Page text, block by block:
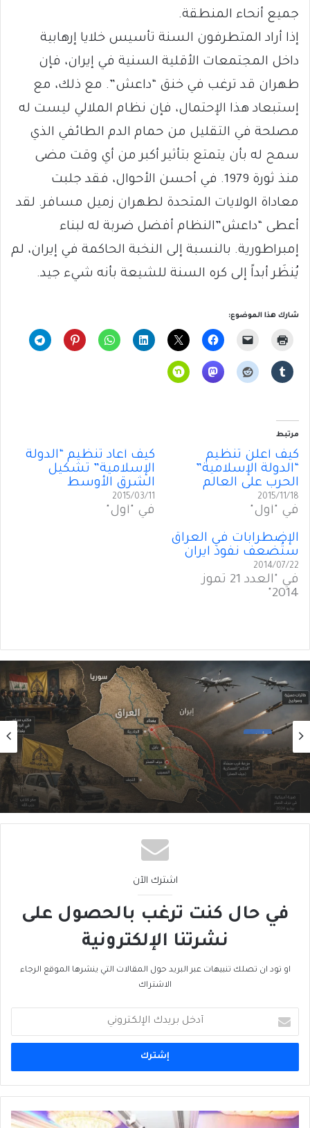
جميع أنحاء المنطقة.
إذا أراد المتطرفون السنة تأسيس خلايا إرهابية
داخل المجتمعات الأقلية السنية في إيران، فإن
طهران قد ترغب في خنق “داعش”. مع ذلك، مع
إستبعاد هذا الإحتمال، فإن نظام الملالي ليست له
مصلحة في التقليل من حمام الدم الطائفي الذي
سمح له بأن يتمتع بتأثير أكبر من أي وقت مضى
منذ ثورة 1979. في أحسن الأحوال، فقد جلبت
معاداة الولايات المتحدة لطهران زميل مسافر. لقد
أعطى “داعش”النظام أفضل ضربة له لبناء
إمبراطورية. بالنسبة إلى النخبة الحاكمة في إيران، لم
يُنظَر أبداً إلى كره السنة للشيعة بأنه شيء جيد.
شارك هذا الموضوع:
مرتبط
كيف أعلن تنظيم
“الدولة الإسلامية”
الحرب على العالم
2015/11/18
في "أول"
كيف أعاد تنظيم “الدولة
الإسلامية” تشكيل
الشرق الأوسط
2015/03/11
في "أول"
الإضطرابات في العراق
ستُضعف نفوذ ايران
2014/07/22
في "العدد 21 تموز
2014"
2026/08/06
الحوثيون في العراق: من مكتبٍ سياسي إلى
شبكةِ عمليّات
اشترك الآن
في حال كنت ترغب بالحصول على
نشرتنا الإلكترونية
او تود ان تصلك تنبيهات عبر البريد حول المقالات التي ينشرها الموقع الرجاء
الاشتراك
بريدك
الإلكتروني
سفارة